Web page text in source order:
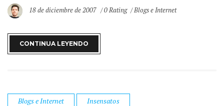
18 de diciembre de 2007 0 Rating Blogs e Internet
CONTINUA LEYENDO
Blogs e Internet Insensatos